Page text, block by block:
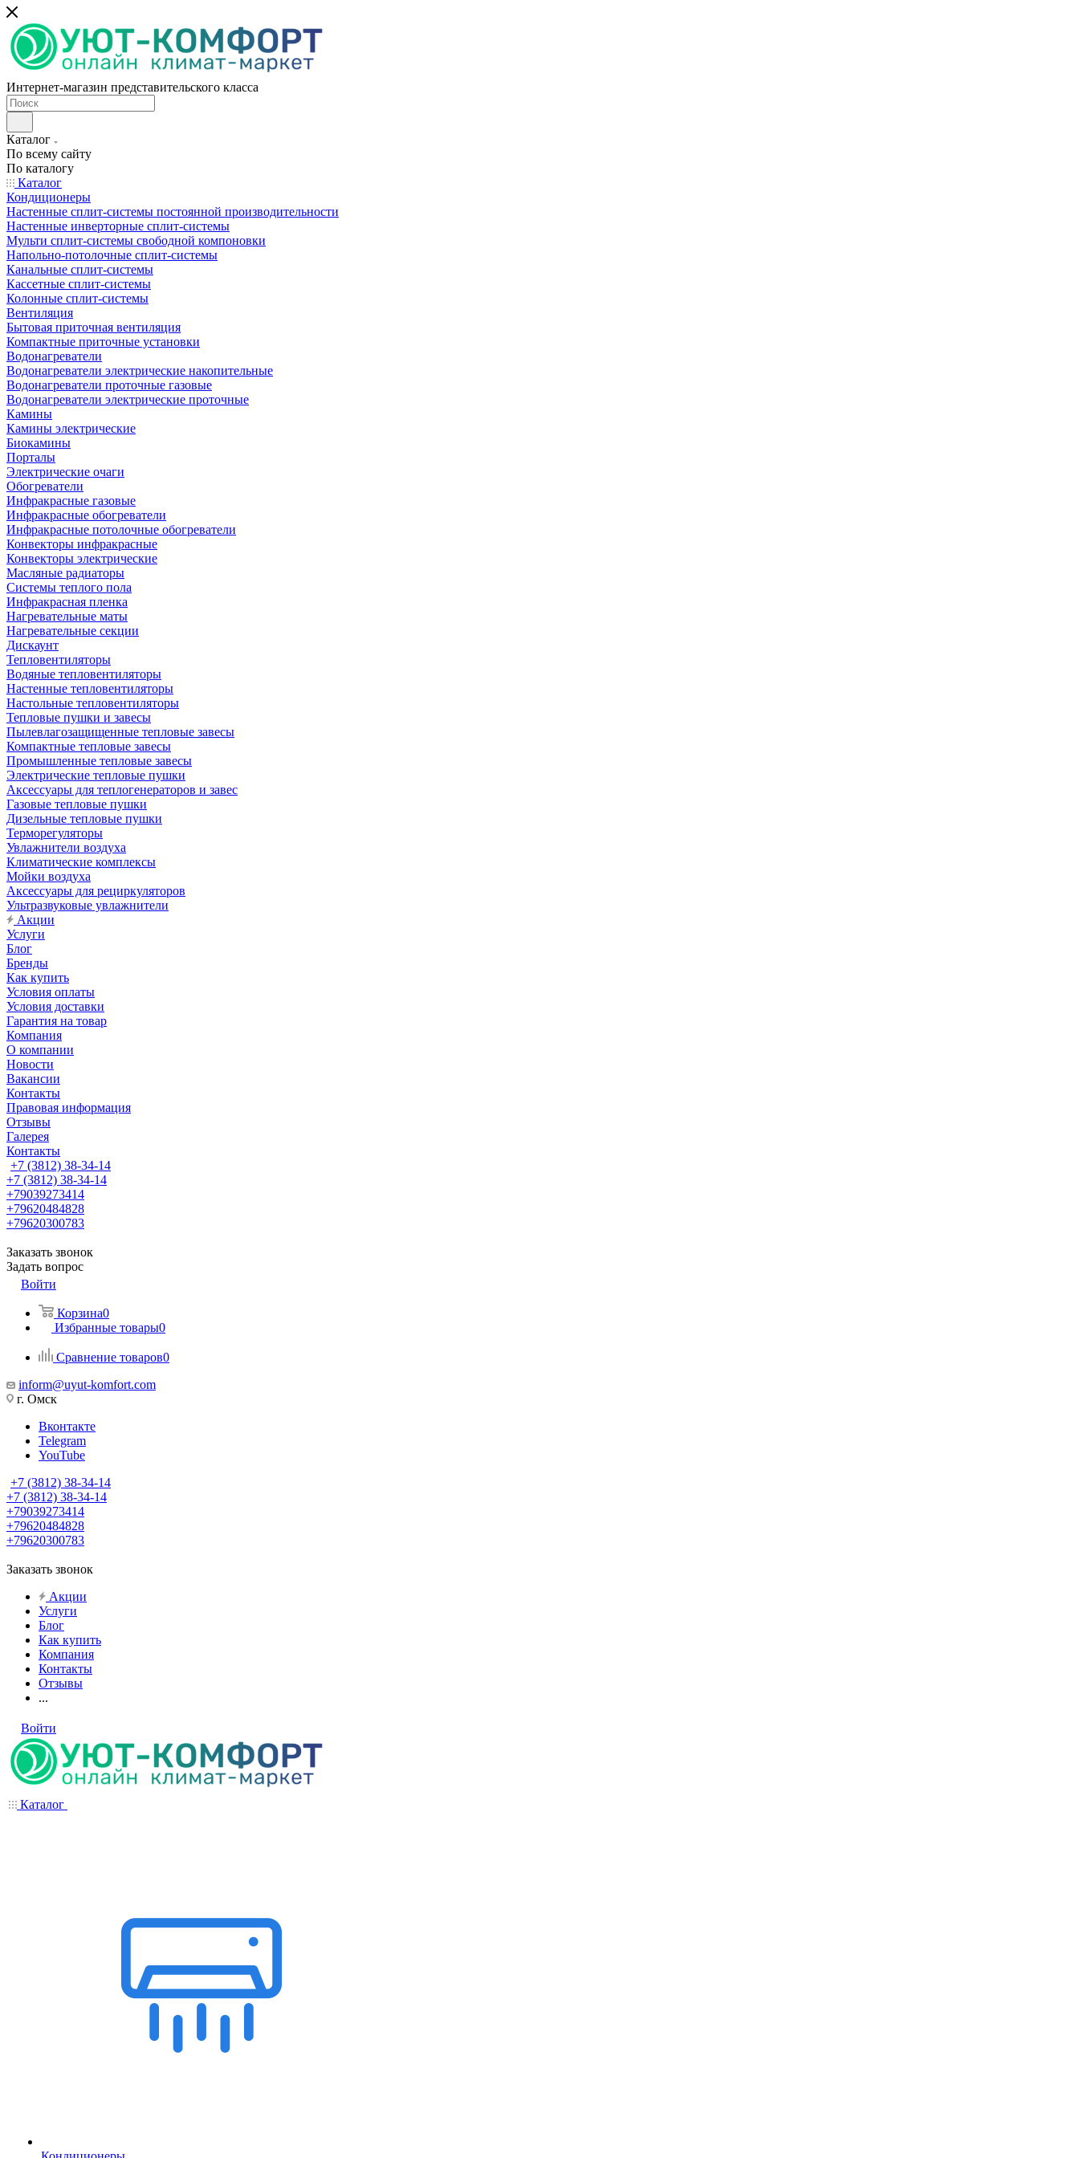
Интернет-магазин представительского класса
Каталог
По всему сайту
По каталогу
Каталог
Кондиционеры
Настенные сплит-системы постоянной производительности
Настенные инверторные сплит-системы
Мульти сплит-системы свободной компоновки
Напольно-потолочные сплит-системы
Канальные сплит-системы
Кассетные сплит-системы
Колонные сплит-системы
Вентиляция
Бытовая приточная вентиляция
Компактные приточные установки
Водонагреватели
Водонагреватели электрические накопительные
Водонагреватели проточные газовые
Водонагреватели электрические проточные
Камины
Камины электрические
Биокамины
Порталы
Электрические очаги
Обогреватели
Инфракрасные газовые
Инфракрасные обогреватели
Инфракрасные потолочные обогреватели
Конвекторы инфракрасные
Конвекторы электрические
Масляные радиаторы
Системы теплого пола
Инфракрасная пленка
Нагревательные маты
Нагревательные секции
Дискаунт
Тепловентиляторы
Водяные тепловентиляторы
Настенные тепловентиляторы
Настольные тепловентиляторы
Тепловые пушки и завесы
Пылевлагозащищенные тепловые завесы
Компактные тепловые завесы
Промышленные тепловые завесы
Электрические тепловые пушки
Аксессуары для теплогенераторов и завес
Газовые тепловые пушки
Дизельные тепловые пушки
Терморегуляторы
Увлажнители воздуха
Климатические комплексы
Мойки воздуха
Аксессуары для рециркуляторов
Ультразвуковые увлажнители
Акции
Услуги
Блог
Бренды
Как купить
Условия оплаты
Условия доставки
Гарантия на товар
Компания
О компании
Новости
Вакансии
Контакты
Правовая информация
Отзывы
Галерея
Контакты
+7 (3812) 38-34-14
+7 (3812) 38-34-14
+79039273414
+79620484828
+79620300783
Заказать звонок
Задать вопрос
Войти
Корзина0
Избранные товары0
Сравнение товаров0
inform@uyut-komfort.com
г. Омск
Вконтакте
Telegram
YouTube
+7 (3812) 38-34-14
+7 (3812) 38-34-14
+79039273414
+79620484828
+79620300783
Заказать звонок
Акции
Услуги
Блог
Как купить
Компания
Контакты
Отзывы
...
Войти
Каталог